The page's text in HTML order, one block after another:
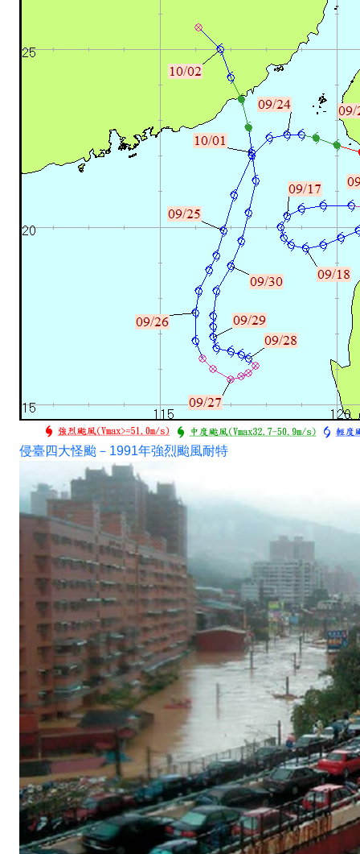
侵臺四大怪颱－1991年強烈颱風耐特